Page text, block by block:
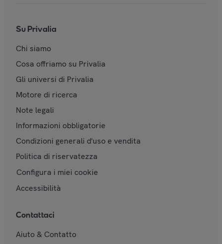
Su Privalia
Chi siamo
Cosa offriamo su Privalia
Gli universi di Privalia
Motore di ricerca
Note legali
Informazioni obbligatorie
Condizioni generali d'uso e vendita
Politica di riservatezza
Configura i miei cookie
Accessibilità
Contattaci
Aiuto & Contatto